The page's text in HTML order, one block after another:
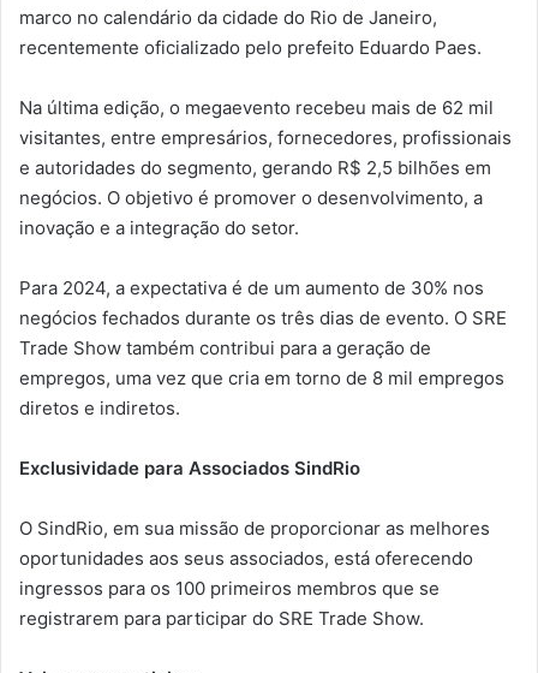
marco no calendário da cidade do Rio de Janeiro,
recentemente oficializado pelo prefeito Eduardo Paes.
Na última edição, o megaevento recebeu mais de 62 mil
visitantes, entre empresários, fornecedores, profissionais
e autoridades do segmento, gerando R$ 2,5 bilhões em
negócios. O objetivo é promover o desenvolvimento, a
inovação e a integração do setor.
Para 2024, a expectativa é de um aumento de 30% nos
negócios fechados durante os três dias de evento. O SRE
Trade Show também contribui para a geração de
empregos, uma vez que cria em torno de 8 mil empregos
diretos e indiretos.
Exclusividade para Associados SindRio
O SindRio, em sua missão de proporcionar as melhores
oportunidades aos seus associados, está oferecendo
ingressos para os 100 primeiros membros que se
registrarem para participar do SRE Trade Show.